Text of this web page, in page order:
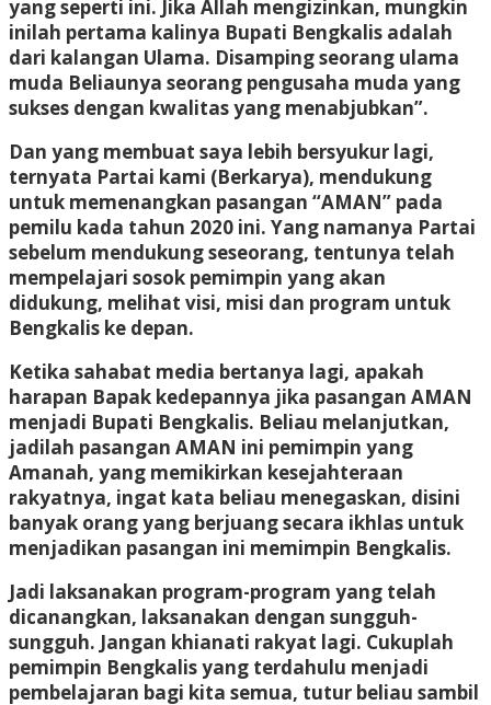
yang seperti ini. Jika Allah mengizinkan, mungkin
inilah pertama kalinya Bupati Bengkalis adalah
dari kalangan Ulama. Disamping seorang ulama
muda Beliaunya seorang pengusaha muda yang
sukses dengan kwalitas yang menabjubkan”.
Dan yang membuat saya lebih bersyukur lagi,
ternyata Partai kami (Berkarya), mendukung
untuk memenangkan pasangan “AMAN” pada
pemilu kada tahun 2020 ini. Yang namanya Partai
sebelum mendukung seseorang, tentunya telah
mempelajari sosok pemimpin yang akan
didukung, melihat visi, misi dan program untuk
Bengkalis ke depan.
Ketika sahabat media bertanya lagi, apakah
harapan Bapak kedepannya jika pasangan AMAN
menjadi Bupati Bengkalis. Beliau melanjutkan,
jadilah pasangan AMAN ini pemimpin yang
Amanah, yang memikirkan kesejahteraan
rakyatnya, ingat kata beliau menegaskan, disini
banyak orang yang berjuang secara ikhlas untuk
menjadikan pasangan ini memimpin Bengkalis.
Jadi laksanakan program-program yang telah
dicanangkan, laksanakan dengan sungguh-
sungguh. Jangan khianati rakyat lagi. Cukuplah
pemimpin Bengkalis yang terdahulu menjadi
pembelajaran bagi kita semua, tutur beliau sambil